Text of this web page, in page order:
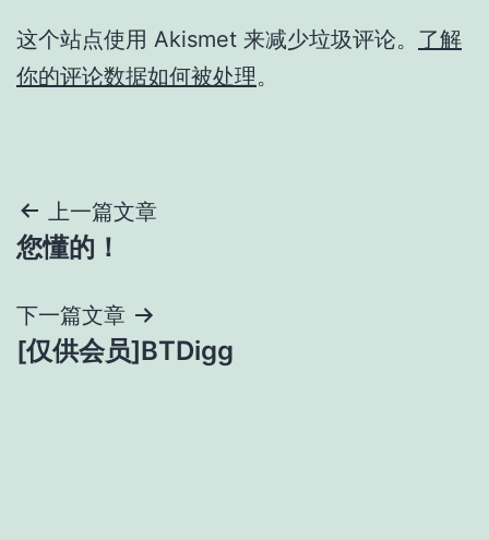
这个站点使用 Akismet 来减少垃圾评论。 了解
你的评论数据如何被处理。
文
章
导
航
上一篇文章
您懂的！
下一篇文章
[仅供会员]BTDigg